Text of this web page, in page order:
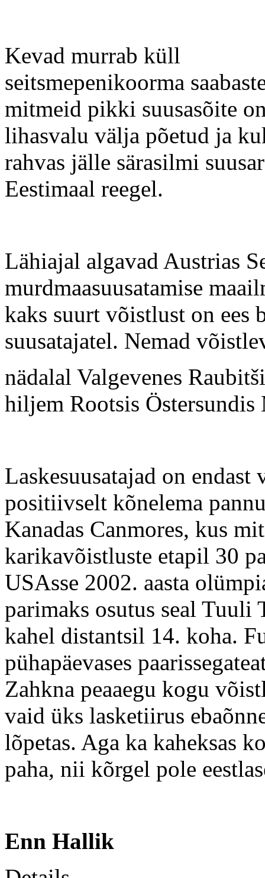
Kevad murrab küll
seitsmepenikoorma
mitmeid pikki suusasõite
lihasvalu välja põetud ja
rahvas jälle särasilmi
Eestimaal reegel.
Lähiajal algavad Austrias
murdmaasuusatamise
kaks suurt võistlust on ees
suusatajatel. Nemad
nädalal Valgevenes
hiljem Rootsis
Laskesuusatajad on endast
positiivselt kõnelema
Kanadas Canmores, kus
karikavõistluste etapil 30
USAsse 2002. aasta
parimaks osutus seal Tuuli
kahel distantsil 14. koha.
pühapäevases
Zahkna peaaegu kogu
vaid üks lasketiirus
lõpetas. Aga ka kaheksas
paha, nii kõrgel pole
Enn Hallik